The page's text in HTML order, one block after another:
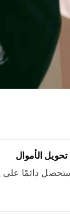
الأموال
دائمًا على